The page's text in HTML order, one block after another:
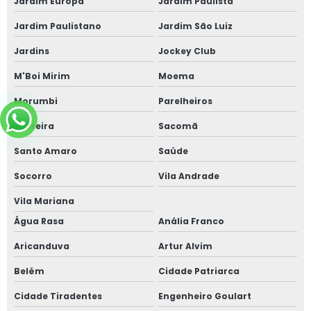
Jardim Paulistano Jardim São Luiz
Jardins Jockey Club
M'Boi Mirim Moema
Morumbi Parelheiros
Pedreira Sacomã
Santo Amaro Saúde
Socorro Vila Andrade
Vila Mariana
Água Rasa
Anália Franco
Aricanduva Artur Alvim
Belém Cidade Patriarca
Cidade Tiradentes Engenheiro Goulart